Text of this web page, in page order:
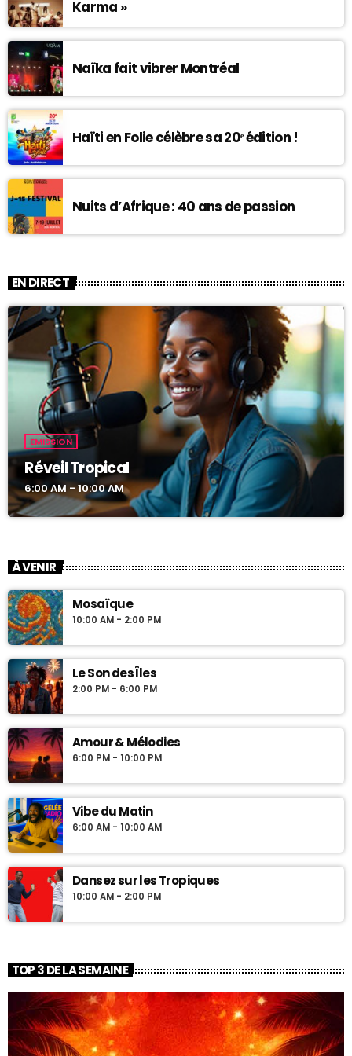
Karma »
Naïka fait vibrer Montréal
Haïti en Folie célèbre sa 20ᵉ édition !
Nuits d’Afrique : 40 ans de passion
EN DIRECT
EMISSION
Réveil Tropical
6:00 AM - 10:00 AM
À VENIR
Mosaïque
10:00 AM - 2:00 PM
Le Son des Îles
2:00 PM - 6:00 PM
Amour & Mélodies
6:00 PM - 10:00 PM
Vibe du Matin
6:00 AM - 10:00 AM
Dansez sur les Tropiques
10:00 AM - 2:00 PM
TOP 3 DE LA SEMAINE